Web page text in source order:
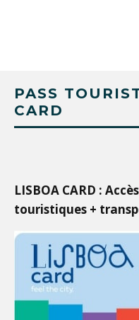
PASS
CARD
LISBOA CARD :
touristiques +